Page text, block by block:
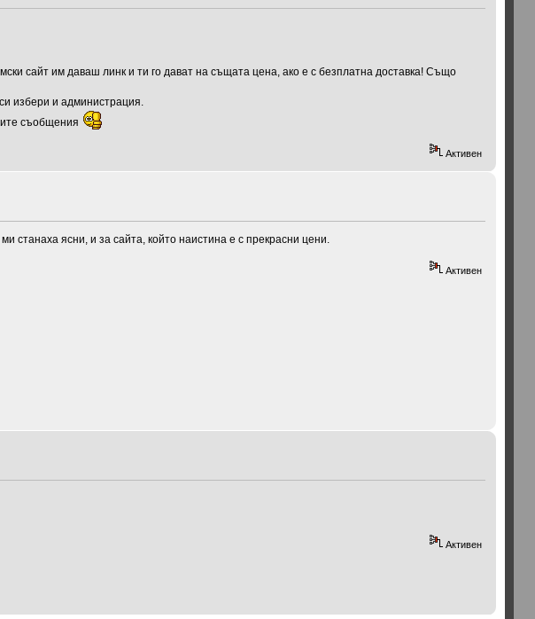
сайт им даваш линк и ти го дават на същата цена, ако е с безплатна доставка! Също
избери и администрация.
съобщения
Активен
станаха ясни, и за сайта, който наистина е с прекрасни цени.
Активен
Активен